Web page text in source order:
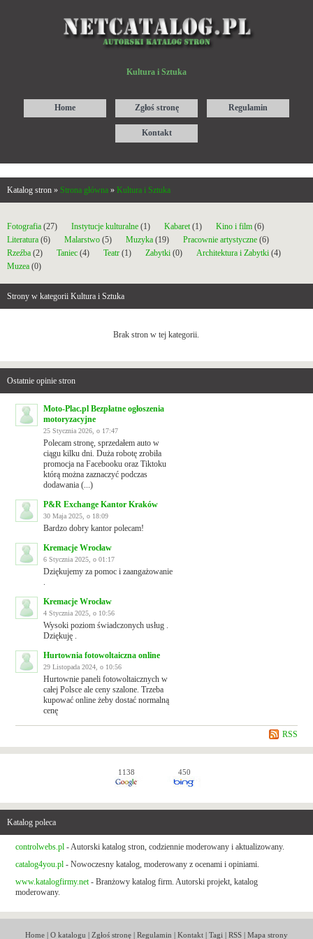
Kultura i Sztuka
Home Zgłoś stronę Regulamin
Kontakt
Katalog stron » Strona główna » Kultura i Sztuka
Fotografia (27) Instytucje kulturalne (1) Kabaret (1) Kino i film (6)
Literatura (6) Malarstwo (5) Muzyka (19) Pracownie artystyczne (6)
Rzeźba (2) Taniec (4) Teatr (1) Zabytki (0) Architektura i Zabytki (4)
Muzea (0)
Strony w kategorii Kultura i Sztuka
Brak stron w tej kategorii.
Ostatnie opinie stron
Moto-Plac.pl Bezpłatne ogłoszenia
motoryzacyjne
25 Stycznia 2026, o 17:47
Polecam stronę, sprzedałem auto w
ciągu kilku dni. Duża robotę zrobiła
promocja na Facebooku oraz Tiktoku
którą można zaznaczyć podczas
dodawania (...)
P&R Exchange Kantor Kraków
30 Maja 2025, o 18:09
Bardzo dobry kantor polecam!
Kremacje Wrocław
6 Stycznia 2025, o 01:17
Dziękujemy za pomoc i zaangażowanie
Kremacje Wrocław
4 Stycznia 2025, o 10:56
Wysoki poziom świadczonych usług .
Dziękuję .
Hurtownia fotowoltaiczna online
29 Listopada 2024, o 10:56
Hurtownie paneli fotowoltaicznych w
całej Polsce ale ceny szalone. Trzeba
kupować online żeby dostać normalną
cenę
RSS
1138 450
Katalog poleca
controlwebs.pl - Autorski katalog stron, codziennie moderowany i aktualizowany.
catalog4you.pl - Nowoczesny katalog, moderowany z ocenami i opiniami.
www.katalogfirmy.net - Branżowy katalog firm. Autorski projekt, katalog
moderowany.
Home| O katalogu | Zgłoś stronę| Regulamin | Kontakt| Tagi | RSS| Mapa strony